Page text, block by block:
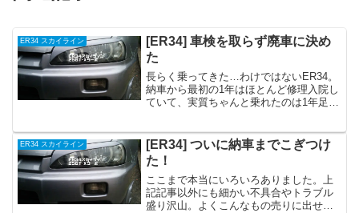
ER34 スカイライン
[ER34] 車検を取らず廃車に決め
た
長らく乗ってきた…わけではないER34。
納車から最初の1年はほとんど修理入院し
ていて、実質ちゃんと乗れたのは1年足ら
はそれはひどい状態。それでもひとつず
つ直してもらい、...
ER34 スカイライン
[ER34] ついに納車までこぎつけ
た！
ここまで本当にいろいろありました。上
記記事以外にも細かい不具合やトラブル
盛り沢山。よくこんなもの売りに出せた